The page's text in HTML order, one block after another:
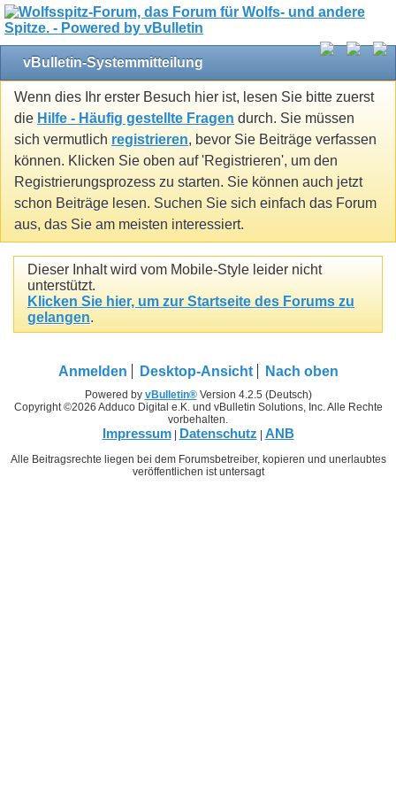
vBulletin-Systemmitteilung
Wenn dies Ihr erster Besuch hier ist, lesen Sie bitte zuerst
die Hilfe - Häufig gestellte Fragen durch. Sie müssen
sich vermutlich registrieren, bevor Sie Beiträge verfassen
können. Klicken Sie oben auf 'Registrieren', um den
Registrierungsprozess zu starten. Sie können auch jetzt
schon Beiträge lesen. Suchen Sie sich einfach das Forum
aus, das Sie am meisten interessiert.
Dieser Inhalt wird vom Mobile-Style leider nicht
unterstützt.
Klicken Sie hier, um zur Startseite des Forums zu
gelangen.
Anmelden Desktop-Ansicht Nach oben
Powered by vBulletin®Version 4.2.5 (Deutsch)
Copyright ©2026 Adduco Digital e.K. und vBulletin Solutions, Inc. Alle Rechte
vorbehalten.
Impressum| Datenschutz | ANB
Alle Beitragsrechte liegen bei dem Forumsbetreiber, kopieren und unerlaubtes
veröffentlichen ist untersagt